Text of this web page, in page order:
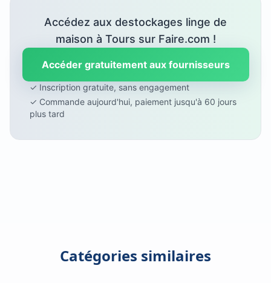
Accédez aux destockages linge de
maison à Tours sur Faire.com !
Accéder gratuitement aux fournisseurs
✓ Inscription gratuite, sans engagement
✓ Commande aujourd'hui, paiement jusqu'à 60 jours
plus tard
Catégories similaires